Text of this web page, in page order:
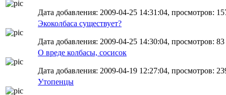
Дата добавления: 2009-04-25 14:31:04, просмотров:
Экоколбаса существует?
Дата добавления: 2009-04-25 14:30:04, просмотров: 83
О вреде колбасы, сосисок
Дата добавления: 2009-04-19 12:27:04, просмотров:
Утопенцы